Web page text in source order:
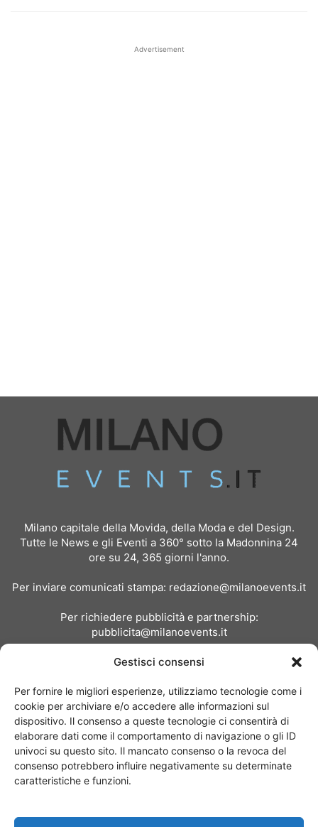
Gestisci consensi
Per fornire le migliori esperienze, utilizziamo tecnologie come i
cookie per archiviare e/o accedere alle informazioni sul
dispositivo. Il consenso a queste tecnologie ci consentirà di
elaborare dati come il comportamento di navigazione o gli ID
univoci su questo sito. Il mancato consenso o la revoca del
consenso potrebbero influire negativamente su determinate
caratteristiche e funzioni.
Advertisement
Milano capitale della Movida, della Moda e del Design.
Tutte le News e gli Eventi a 360° sotto la Madonnina 24
ore su 24, 365 giorni l'anno.
Per inviare comunicati stampa: redazione@milanoevents.it
Per richiedere pubblicità e partnership:
pubblicita@milanoevents.it
Chi siamo I Nostri Clienti